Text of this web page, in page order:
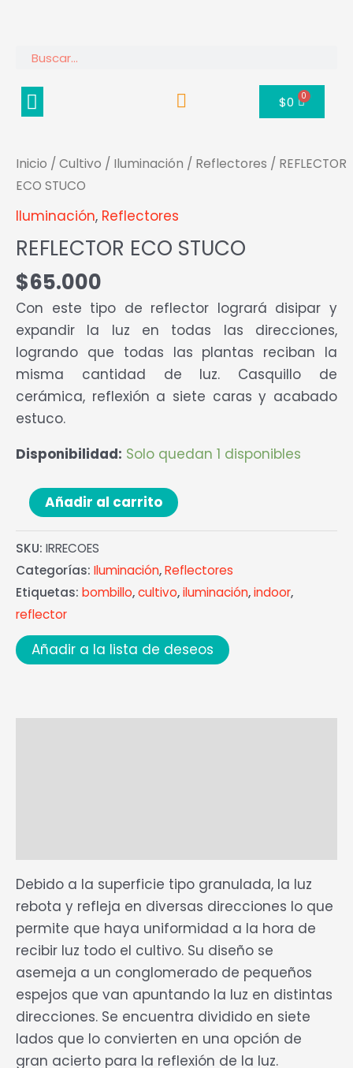
contenido
Buscar
Menú $0 0Carrito
Inicio / Cultivo / Iluminación / Reflectores / REFLECTOR
ECO STUCO
Iluminación, Reflectores
REFLECTOR ECO STUCO
$65.000
Con este tipo de reflector logrará disipar y
expandir la luz en todas las direcciones,
logrando que todas las plantas reciban la
misma cantidad de luz. Casquillo de
cerámica, reflexión a siete caras y acabado
estuco.
Disponibilidad: Solo quedan 1 disponibles
ECO
STUCO
Añadir al carrito
SKU: IRRECOES
Categorías: Iluminación,Reflectores
Etiquetas: bombillo,cultivo,iluminación,indoor,
reflector
Añadir a la lista de deseos
Debido a la superficie tipo granulada, la luz
rebota y refleja en diversas direcciones lo que
permite que haya uniformidad a la hora de
recibir luz todo el cultivo. Su diseño se
asemeja a un conglomerado de pequeños
espejos que van apuntando la luz en distintas
direcciones. Se encuentra dividido en siete
lados que lo convierten en una opción de
gran acierto para la reflexión de la luz.